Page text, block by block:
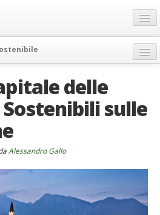
delle
Sostenibili sulle
Alessandro Gallo